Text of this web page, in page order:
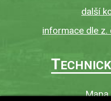
další
informace dle
T
Mapa